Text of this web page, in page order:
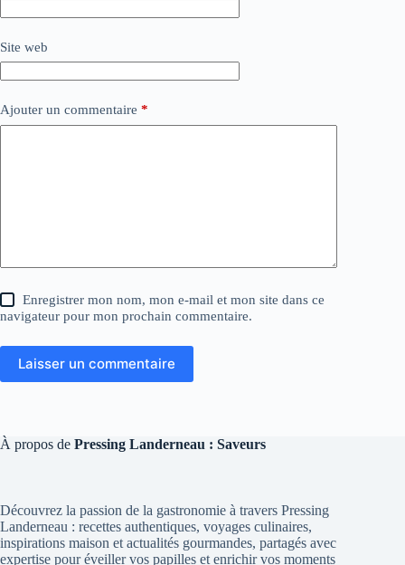
Site web
Ajouter un commentaire *
Enregistrer mon nom, mon e-mail et mon site dans ce
navigateur pour mon prochain commentaire.
Laisser un commentaire
À propos de Pressing Landerneau : Saveurs
Découvrez la passion de la gastronomie à travers Pressing
Landerneau : recettes authentiques, voyages culinaires,
inspirations maison et actualités gourmandes, partagés avec
expertise pour éveiller vos papilles et enrichir vos moments